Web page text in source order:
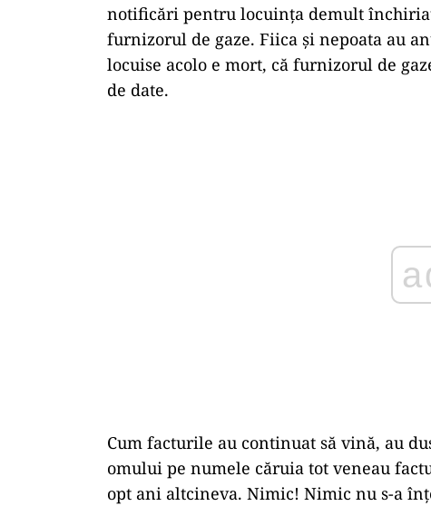
notificări pentru locuința demult
furnizorul de gaze. Fiica și nepoata au
locuise acolo e mort, că furnizorul de
de date.
Cum facturile au continuat să vină, au
omului pe numele căruia tot veneau
opt ani altcineva. Nimic! Nimic nu s-a